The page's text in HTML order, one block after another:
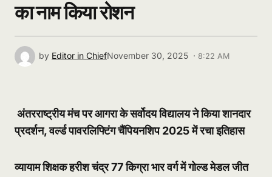
का नाम किया रोशन
by Editor in ChiefNovember 30, 2025 · 8:22 AM
अंतरराष्ट्रीय मंच पर आगरा के सर्वोदय विद्यालय ने किया शानदार
प्रदर्शन, वर्ल्ड पावरलिफ्टिंग चैंपियनशिप 2025 में रचा इतिहास
व्यायाम शिक्षक हरीश चंद्र 77 किग्रा भार वर्ग में गोल्ड मेडल जीत